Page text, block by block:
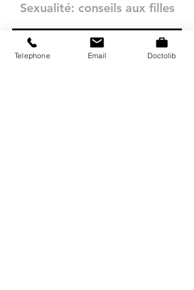
Sexualité: conseils aux filles
Telephone Email Doctolib